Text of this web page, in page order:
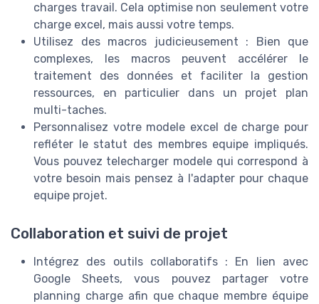
charges travail. Cela optimise non seulement votre
charge excel, mais aussi votre temps.
Utilisez des macros judicieusement : Bien que
complexes, les macros peuvent accélérer le
traitement des données et faciliter la gestion
ressources, en particulier dans un projet plan
multi-taches.
Personnalisez votre modele excel de charge pour
refléter le statut des membres equipe impliqués.
Vous pouvez telecharger modele qui correspond à
votre besoin mais pensez à l'adapter pour chaque
equipe projet.
Collaboration et suivi de projet
Intégrez des outils collaboratifs : En lien avec
Google Sheets, vous pouvez partager votre
planning charge afin que chaque membre équipe